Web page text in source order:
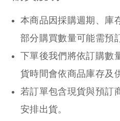
本商品因採購週期、庫
部分購買數量可能需預
下單後我們將依訂購數
貨時間會依商品庫存及
若訂單包含現貨與預訂
安排出貨。